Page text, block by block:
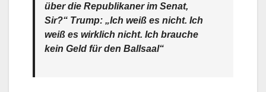
über die Republikaner im Senat,
Sir?“ Trump: „Ich weiß es nicht. Ich
weiß es wirklich nicht. Ich brauche
kein Geld für den Ballsaal“